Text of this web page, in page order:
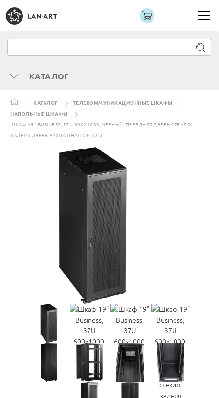
КАТАЛОГ
КАТАЛОГ
ТЕЛЕКОММУНИКАЦИОННЫЕ ШКАФЫ
НАПОЛЬНЫЕ ШКАФЫ
ШКАФ 19" BUSINESS, 37U 600X1000, ЧЕРНЫЙ, ПЕРЕДНЯЯ ДВЕРЬ СТЕКЛО,
ЗАДНЯЯ ДВЕРЬ РАСПАШНАЯ МЕТАЛЛ